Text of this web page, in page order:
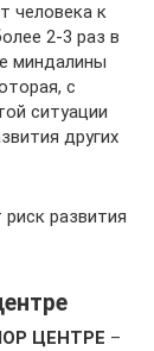
человека к
2-3 раз в
миндалины
с
ситуации
других
развития
ЦЕНТРЕ –